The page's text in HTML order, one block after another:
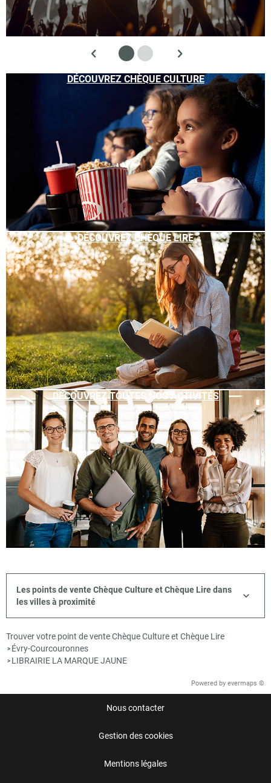
DÉCOUVREZ CHÈQUE CULTURE
DÉCOUVREZ CHÈQUE LIRE
DÉCOUVREZ TOUTES NOS ACTIVITÉS
Les points de vente Chèque Culture et Chèque Lire dans
les villes à proximité
Trouver votre point de vente Chèque Culture et Chèque Lire
> Évry-Courcouronnes
> LIBRAIRIE LA MARQUE JAUNE
Powered by evermaps ©
Nous contacter
Gestion des cookies
Mentions légales